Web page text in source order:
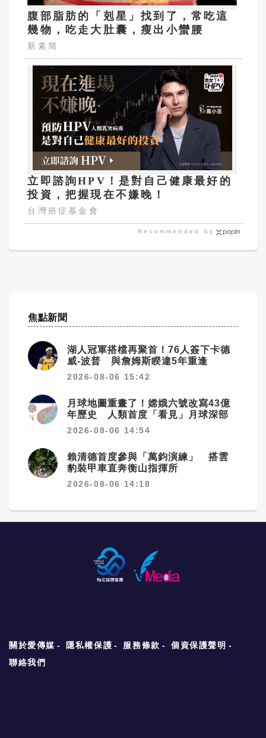
腹部脂肪的「剋星」找到了，常吃這
幾物，吃走大肚囊，瘦出小蠻腰
新素簡
立即諮詢HPV！是對自己健康最好的
投資，把握現在不嫌晚！
台灣癌症基金會
Recommended by
焦點新聞
湖人冠軍搭檔再聚首！76人簽下卡德
威-波普 與詹姆斯睽違5年重逢
2026-08-06 15:42
月球地圖重畫了！嫦娥六號改寫43億
年歷史 人類首度「看見」月球深部
2026-08-06 14:54
賴清德首度參與「萬鈞演練」 搭雲
豹裝甲車直奔衡山指揮所
2026-08-06 14:18
關於愛傳媒 隱私權保護 服務條款
個資保護聲明
聯絡我們